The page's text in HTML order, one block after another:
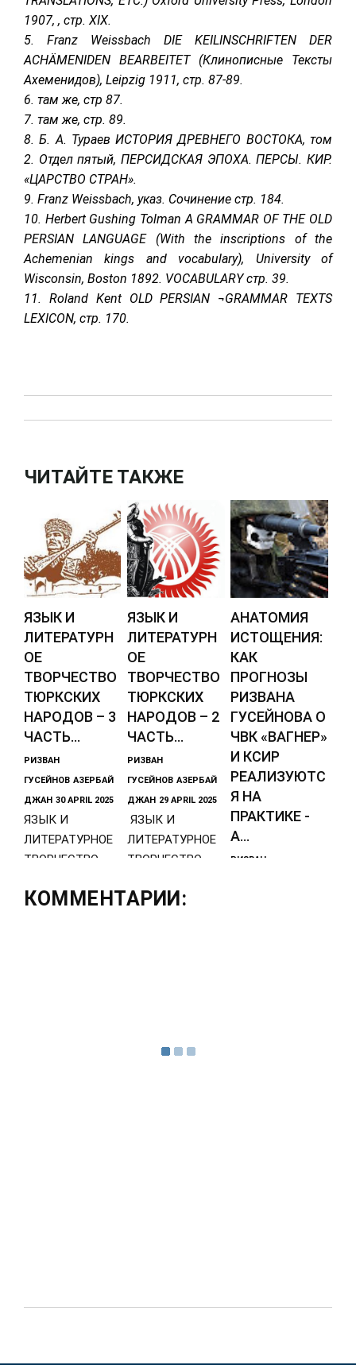
1907, , стр. XIX.
5. Franz Weissbach DIE KEILINSCHRIFTEN DER
ACHÄMENIDEN BEARBEITET (Клинописные Тексты
Ахеменидов), Leipzig 1911, стр. 87-89.
6. там же, стр 87.
7. там же, стр. 89.
8. Б. А. Тураев ИСТОРИЯ ДРЕВНЕГО ВОСТОКА, том
2. Отдел пятый, ПЕРСИДСКАЯ ЭПОХА. ПЕРСЫ. КИР.
«ЦАРСТВО СТРАН».
9. Franz Weissbach, указ. Сочинение стр. 184.
10. Herbert Gushing Tolman A GRAMMAR OF THE OLD
PERSIAN LANGUAGE (With the inscriptions of the
Achemenian kings and vocabulary), University of
Wisconsin, Boston 1892. VOCABULARY стр. 39.
11. Roland Kent OLD PERSIAN ¬GRAMMAR TEXTS
LEXICON, стр. 170.
ЧИТАЙТЕ ТАКЖЕ
ЯЗЫК И
ЛИТЕРАТУРН
ОЕ
ТВОРЧЕСТВО
ТЮРКСКИХ
НАРОДОВ – 3
ЧАСТЬ...
РИЗВАН
ГУСЕЙНОВ АЗЕРБАЙ
ДЖАН 30 APRIL 2025
ЯЗЫК И
ЛИТЕРАТУРНОЕ
ТВОРЧЕСТВО
НАРОДОВ – 3
ЯЗЫК И
ЛИТЕРАТУРН
ОЕ
ТВОРЧЕСТВО
ТЮРКСКИХ
НАРОДОВ – 2
ЧАСТЬ...
РИЗВАН
ГУСЕЙНОВ АЗЕРБАЙ
ДЖАН 29 APRIL 2025
ЯЗЫК И
ЛИТЕРАТУРНОЕ
ТВОРЧЕСТВО
НАРОДОВ – 2
АНАТОМИЯ
ИСТОЩЕНИЯ:
КАК
ПРОГНОЗЫ
РИЗВАНА
ГУСЕЙНОВА О
ЧВК «ВАГНЕР»
И КСИР
РЕАЛИЗУЮТС
Я НА
ПРАКТИКЕ -
А...
РИЗВАН
КОММЕНТАРИИ: